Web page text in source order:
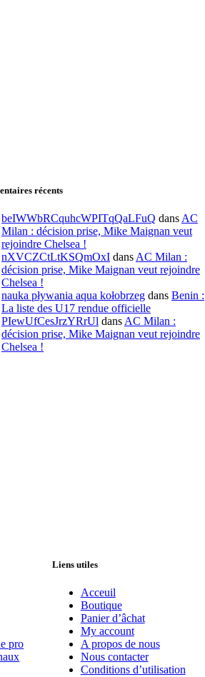
récents
beIWWbRCquhcWPITqQaLFuQ dans AC
Milan : décision prise, Mike Maignan veut
rejoindre Chelsea !
nXVCZCtLtKSQmOxI dans AC Milan :
décision prise, Mike Maignan veut rejoindre
Chelsea !
nauka pływania aqua kołobrzeg dans Benin :
La liste des U17 rendue officielle
PIewUfCesJrzYRrUl dans AC Milan :
décision prise, Mike Maignan veut rejoindre
Chelsea !
pro
Liens utiles
Acceuil
Boutique
Panier d’âchat
My account
A propos de nous
Nous contacter
Conditions d’utilisation